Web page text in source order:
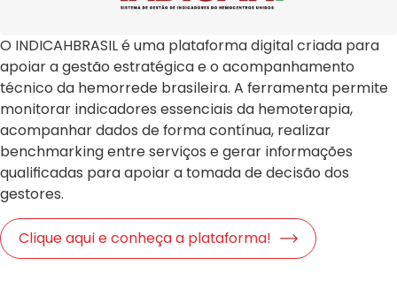
O INDICAHBRASIL é uma plataforma digital criada para
apoiar a gestão estratégica e o acompanhamento
técnico da hemorrede brasileira. A ferramenta permite
monitorar indicadores essenciais da hemoterapia,
acompanhar dados de forma contínua, realizar
benchmarking entre serviços e gerar informações
qualificadas para apoiar a tomada de decisão dos
gestores.
Clique aqui e conheça a plataforma!